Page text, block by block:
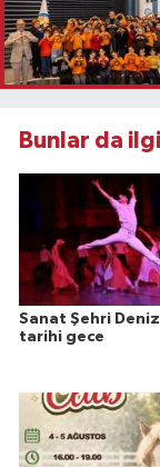
Bunlar da
Sanat Şehri
tarihi gece